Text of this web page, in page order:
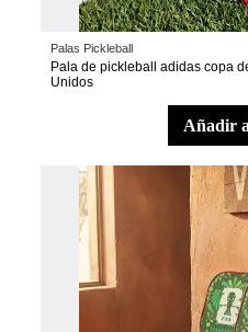
Palas Pickleball
Pala de pickleball adidas copa
Unidos
añadir